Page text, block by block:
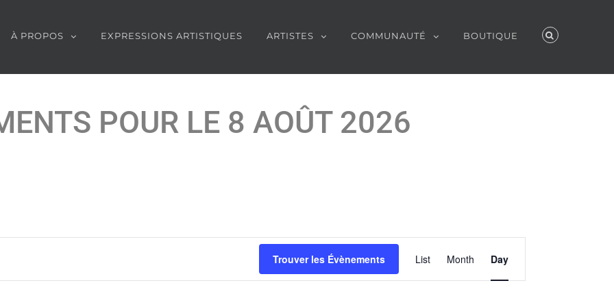
À PROPOS EXPRESSIONS ARTISTIQUES ARTISTES COMMUNAUTÉ BOUTIQUE
POUR LE 8 AOÛT 2026
Trouver les Évènements
Évènement
Views
List Month Day